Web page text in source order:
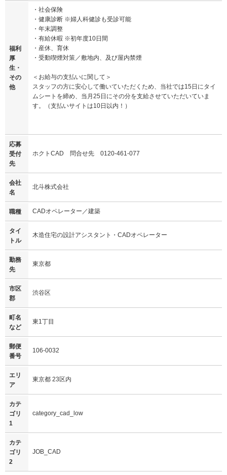
福利
厚
生・
その
他
・社会保険
・健康診断 ※婦人科健診も受診可能
・年末調整
・有給休暇 ※初年度10日間
・産休、育休
・受動喫煙対策／敷地内、及び屋内禁煙
＜お給与の支払いに関して＞
スタッフの方に安心して働いていただくため、当社では15日にタイ
ムシートを締め、当月25日にその分を支給させていただいていま
す。（支払いサイトは10日以内！）
応募
受付
先
ホクトCAD 問合せ先 0120-461-077
会社
名
北斗株式会社
職種 CADオペレーター／建築
タイ
トル
木造住宅の設計アシスタント・CADオペレーター
勤務
先
東京都
市区
郡
渋谷区
町名
など
東1丁目
郵便
番号
106-0032
エリ
ア
東京都 23区内
カテ
ゴリ
1
category_cad_low
カテ
ゴリ
2
JOB_CAD